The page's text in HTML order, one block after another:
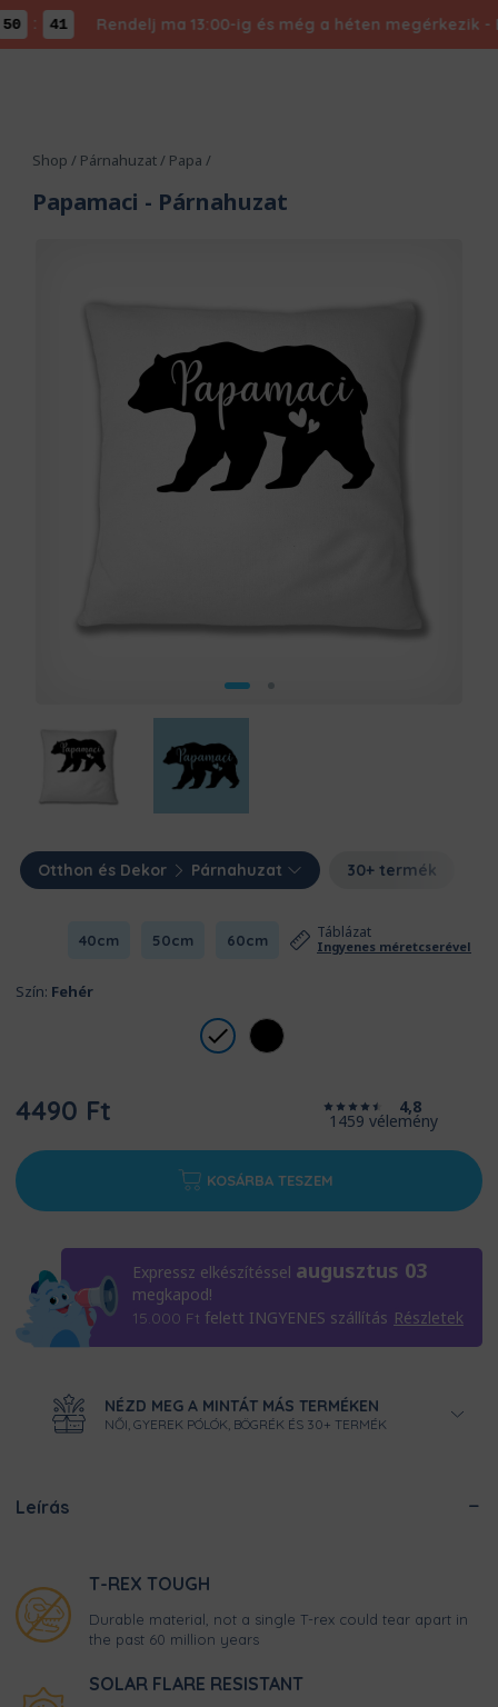
: 40 Rendelj ma 13:00-ig és még a héten megérkezik -
Shop / Párnahuzat/ Papa /
Papamaci - Párnahuzat
Otthon és Dekor Párnahuzat 30+ termék
40cm 50cm 60cm Táblázat
Ingyenes méretcserével
Szín: Fehér
4490 Ft 4,8
1459 vélemény
KOSÁRBA TESZEM
Expressz elkészítéssel augusztus 03
megkapod!
15.000 Ft felett INGYENES szállítás Részletek
NÉZD MEG A MINTÁT MÁS TERMÉKEN
NŐI, GYEREK PÓLÓK, BÖGRÉK ÉS 30+ TERMÉK
Leírás
T-REX TOUGH
Durable material, not a single T-rex could tear apart in
the past 60 million years
SOLAR FLARE RESISTANT